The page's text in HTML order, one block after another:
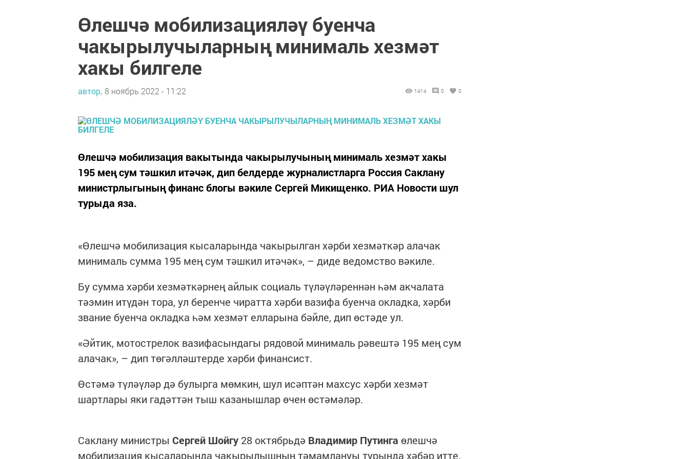
Өлешчә мобилизацияләү буенча
чакырылучыларның минималь хезмәт
хакы билгеле
автор, 8 ноябрь 2022 - 11:22 1414 0 0
Өлешчә мобилизация вакытында чакырылучының минималь хезмәт хакы
195 мең сум тәшкил итәчәк, дип белдерде журналистларга Россия Саклану
министрлыгының финанс блогы вәкиле Сергей Микищенко. РИА Новости шул
турыда яза.
«Өлешчә мобилизация кысаларында чакырылган хәрби хезмәткәр алачак
минималь сумма 195 мең сум тәшкил итәчәк», – диде ведомство вәкиле.
Бу сумма хәрби хезмәткәрнең айлык социаль түләүләреннән һәм акчалата
тәэмин итүдән тора, ул беренче чиратта хәрби вазифа буенча окладка, хәрби
звание буенча окладка һәм хезмәт елларына бәйле, дип өстәде ул.
«Әйтик, мотострелок вазифасындагы рядовой минималь рәвештә 195 мең сум
алачак», – дип төгәлләштерде хәрби финансист.
Өстәмә түләүләр дә булырга мөмкин, шул исәптән махсус хәрби хезмәт
шартлары яки гадәттән тыш казанышлар өчен өстәмәләр.
Саклану министры Сергей Шойгу 28 октябрьдә Владимир Путинга өлешчә
мобилизация кысаларында чакырылышның тәмамлануы турында хәбәр итте.